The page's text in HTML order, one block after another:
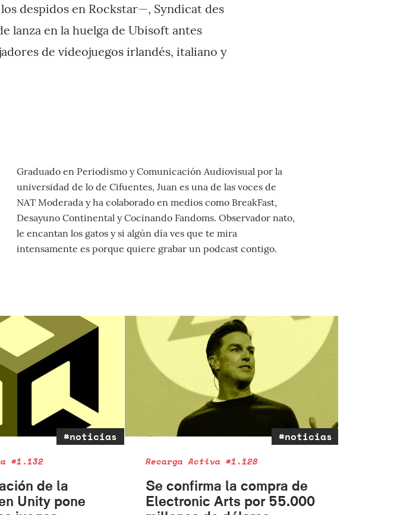
despidos en Rockstar—, Syndicat des
lanza en la huelga de Ubisoft antes
de videojuegos irlandés, italiano y
Graduado en Periodismo y Comunicación Audiovisual por la
universidad de lo de Cifuentes, Juan es una de las voces de
NAT Moderada y ha colaborado en medios como BreakFast,
Desayuno Continental y Cocinando Fandoms. Observador nato,
le encantan los gatos y si algún día ves que te mira
intensamente es porque quiere grabar un podcast contigo.
#noticias
#1.132
de la
Unity pone
#noticias
Recarga Activa #1.128
Se confirma la compra de
Electronic Arts por 55.000